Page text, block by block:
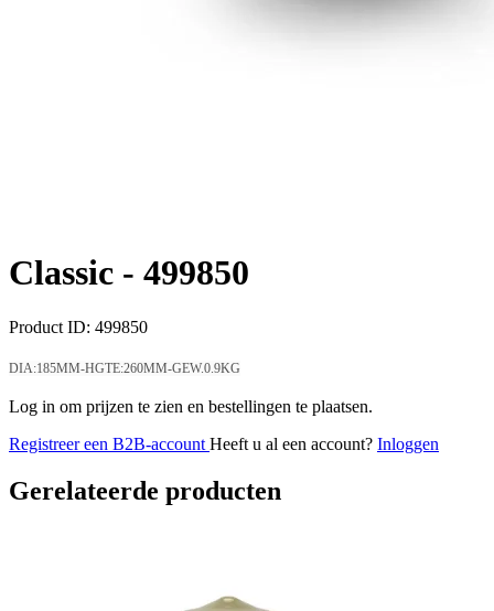
Classic - 499850
Product ID: 499850
DIA:185MM-HGTE:260MM-GEW.0.9KG
Log in om prijzen te zien en bestellingen te plaatsen.
Registreer een B2B-account Heeft u al een account? Inloggen
Gerelateerde producten